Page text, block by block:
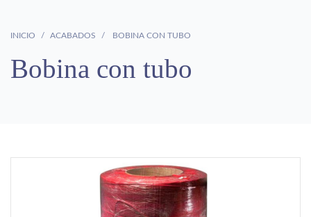
INICIO ACABADOS BOBINA CON TUBO
Bobina con tubo